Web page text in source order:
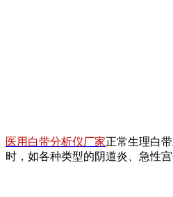
医用白带分析仪厂家正常生理白
时，如各种类型的阴道炎、急性